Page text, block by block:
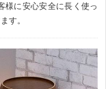
様に安心安全に長く使っ
す。